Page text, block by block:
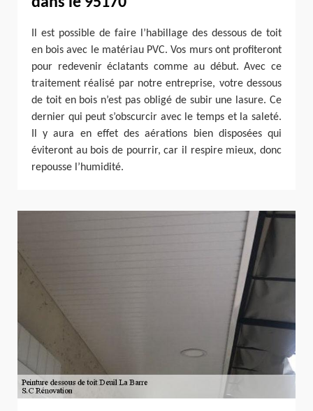
Il est possible de faire l’habillage des dessous de toit
en bois avec le matériau PVC. Vos murs ont profiteront
pour redevenir éclatants comme au début. Avec ce
traitement réalisé par notre entreprise, votre dessous
de toit en bois n’est pas obligé de subir une lasure. Ce
dernier qui peut s’obscurcir avec le temps et la saleté.
Il y aura en effet des aérations bien disposées qui
éviteront au bois de pourrir, car il respire mieux, donc
repousse l’humidité.